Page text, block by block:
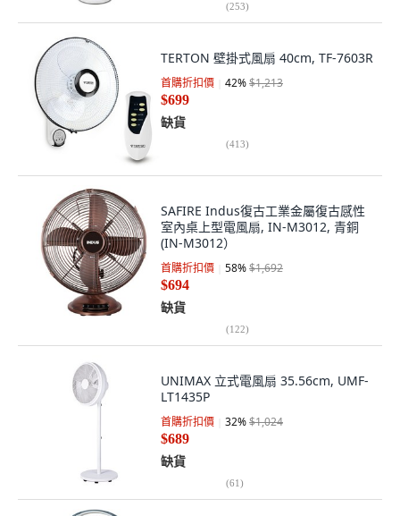
(253)
TERTON 壁掛式風扇 40cm, TF-7603R
首購折扣價 42%$1,213
$699
缺貨
(413)
SAFIRE Indus復古工業金屬復古感性
室內桌上型電風扇, IN-M3012, 青銅
(IN-M3012）
首購折扣價 58%$1,692
$694
缺貨
(122)
UNIMAX 立式電風扇 35.56cm, UMF-
LT1435P
首購折扣價 32%$1,024
$689
缺貨
(61)